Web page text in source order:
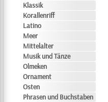
Klassik
Korallenriff
Latino
Meer
Mittelalter
Musik und Tänze
Olmeken
Ornament
Osten
Phrasen und Buchstaben